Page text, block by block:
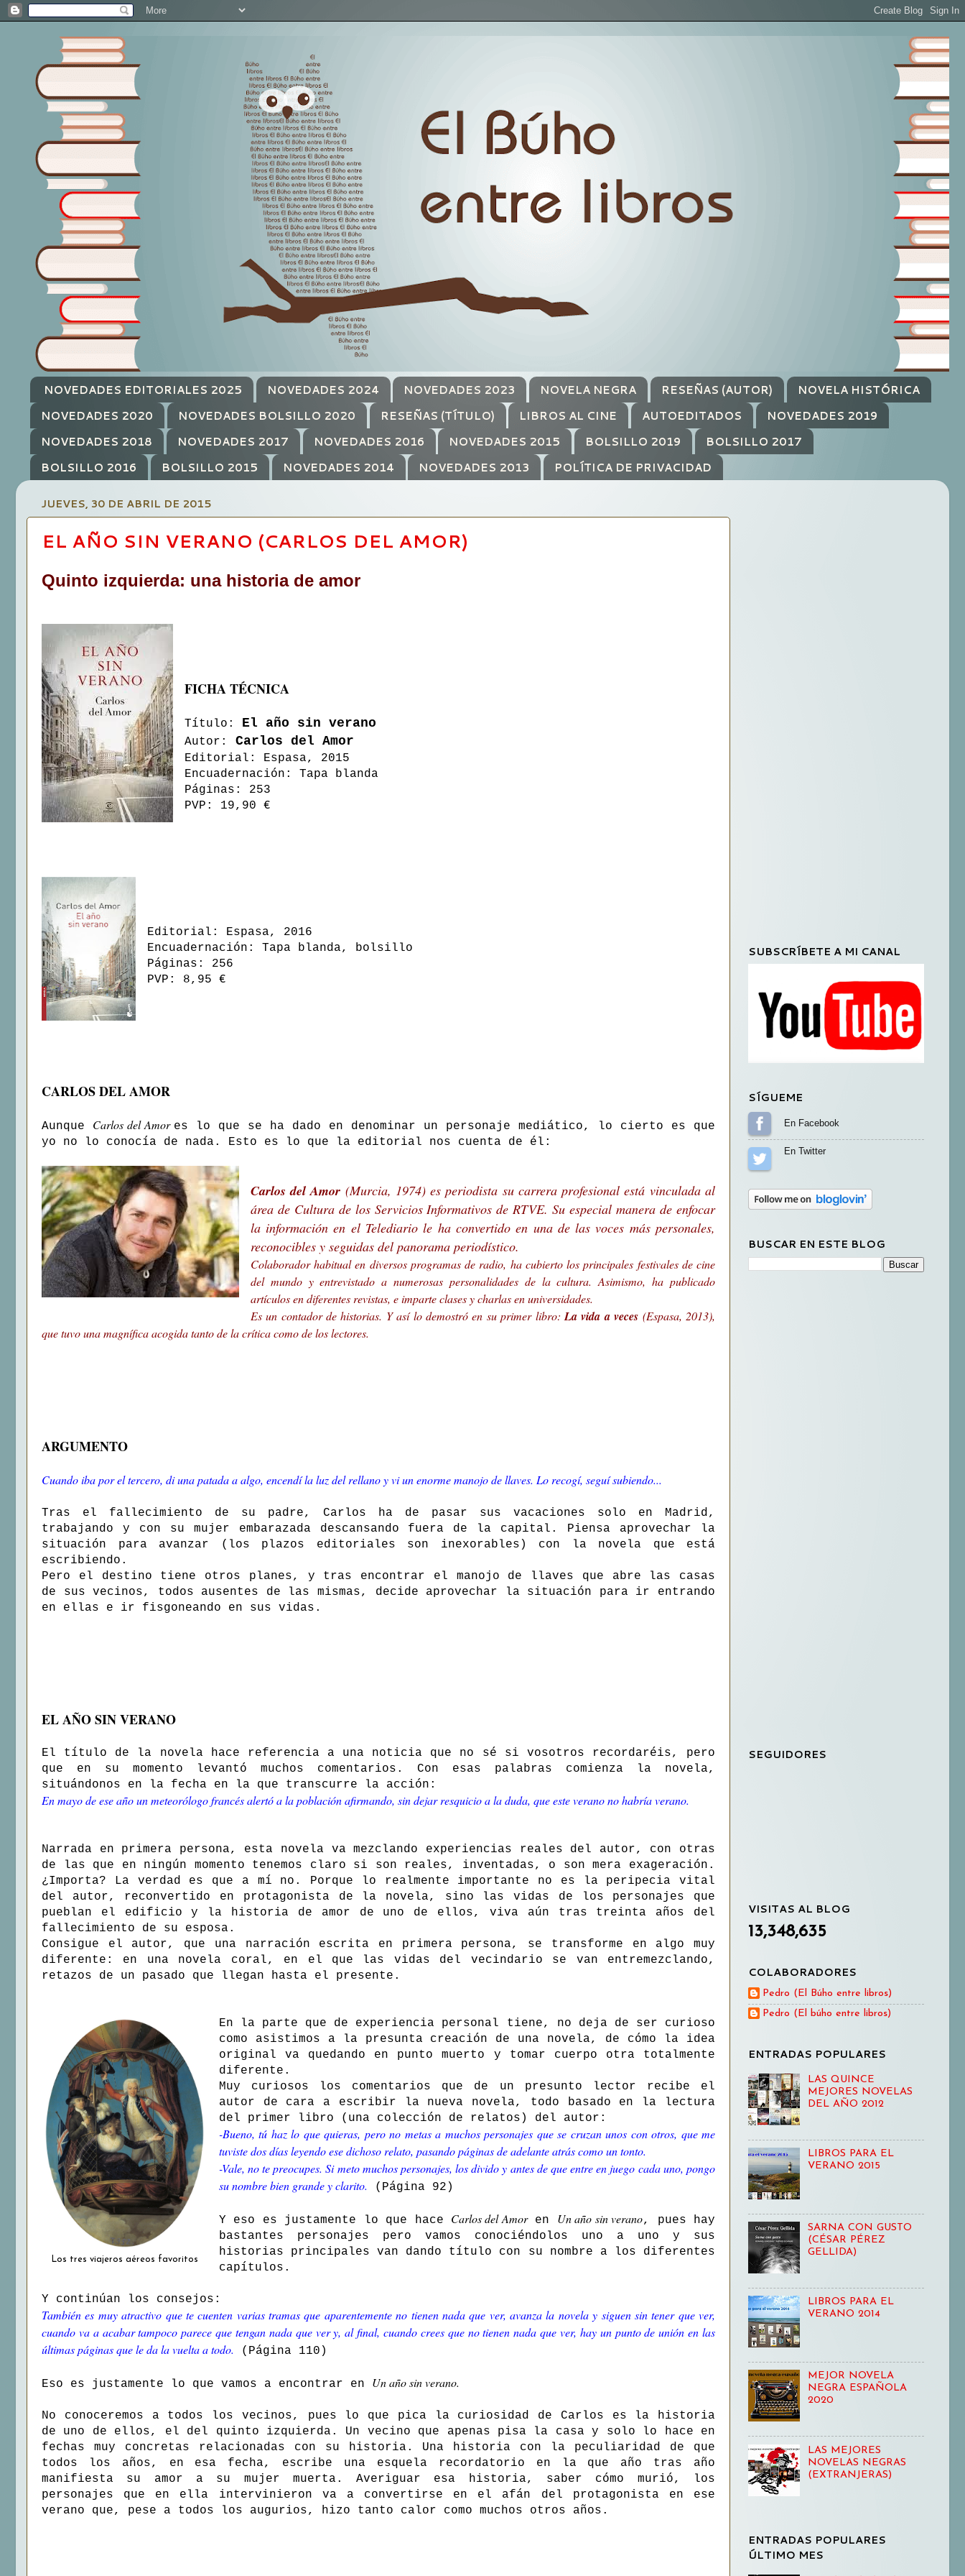
NOVEDADES EDITORIALES 2025 NOVEDADES 2024 NOVEDADES 2023 NOVELA NEGRA RESEÑAS (AUTOR)
NOVELA HISTÓRICA
NOVEDADES 2020
NOVEDADES BOLSILLO 2020 RESEÑAS (TÍTULO) LIBROS AL CINE AUTOEDITADOS
NOVEDADES 2019
NOVEDADES 2018
NOVEDADES 2017 NOVEDADES 2016 NOVEDADES 2015 BOLSILLO 2019
BOLSILLO 2017
BOLSILLO 2016
BOLSILLO 2015 NOVEDADES 2014 NOVEDADES 2013 POLÍTICA DE PRIVACIDAD
JUEVES, 30 DE ABRIL DE 2015
EL AÑO SIN VERANO (CARLOS DEL AMOR)
Quinto izquierda: una historia de amor
FICHA TÉCNICA
Título: El año sin verano
Autor: Carlos del Amor
Editorial: Espasa, 2015
Encuadernación: Tapa blanda
Páginas: 253
PVP: 19,90 €
Editorial: Espasa, 2016
Encuadernación: Tapa blanda, bolsillo
Páginas: 256
PVP: 8,95 €
CARLOS DEL AMOR
Aunque Carlos del Amor es lo que se ha dado en denominar un personaje mediático, lo cierto es que
yo no lo conocía de nada. Esto es lo que la editorial nos cuenta de él:
Carlos del Amor (Murcia, 1974) es periodista su carrera profesional está vinculada al
área de Cultura de los Servicios Informativos de RTVE. Su especial manera de enfocar
la información en el Telediario le ha convertido en una de las voces más personales,
reconocibles y seguidas del panorama periodístico.
Colaborador habitual en diversos programas de radio, ha cubierto los principales festivales de cine
del mundo y entrevistado a numerosas personalidades de la cultura. Asimismo, ha publicado
artículos en diferentes revistas, e imparte clases y charlas en universidades.
Es un contador de historias. Y así lo demostró en su primer libro:La vida a veces (Espasa, 2013),
que tuvo una magnífica acogida tanto de la crítica como de los lectores.
ARGUMENTO
Cuando iba por el tercero, di una patada a algo, encendí la luz del rellano y vi un enorme manojo de llaves. Lo recogí, seguí subiendo...
Tras el fallecimiento de su padre, Carlos ha de pasar sus vacaciones solo en Madrid,
trabajando y con su mujer embarazada descansando fuera de la capital. Piensa aprovechar la
situación para avanzar (los plazos editoriales son inexorables) con la novela que está
escribiendo.
Pero el destino tiene otros planes, y tras encontrar el manojo de llaves que abre las casas
de sus vecinos, todos ausentes de las mismas, decide aprovechar la situación para ir entrando
en ellas e ir fisgoneando en sus vidas.
EL AÑO SIN VERANO
El título de la novela hace referencia a una noticia que no sé si vosotros recordaréis, pero
que en su momento levantó muchos comentarios. Con esas palabras comienza la novela,
situándonos en la fecha en la que transcurre la acción:
En mayo de ese año un meteorólogo francés alertó a la población afirmando, sin dejar resquicio a la duda, que este verano no habría verano.
Narrada en primera persona, esta novela va mezclando experiencias reales del autor, con otras
de las que en ningún momento tenemos claro si son reales, inventadas, o son mera exageración.
¿Importa? La verdad es que a mí no. Porque lo realmente importante no es la peripecia vital
del autor, reconvertido en protagonista de la novela, sino las vidas de los personajes que
pueblan el edificio y la historia de amor de uno de ellos, viva aún tras treinta años del
fallecimiento de su esposa.
Consigue el autor, que una narración escrita en primera persona, se transforme en algo muy
diferente: en una novela coral, en el que las vidas del vecindario se van entremezclando,
retazos de un pasado que llegan hasta el presente.
Los tres viajeros aéreos favoritos
En la parte que de experiencia personal tiene, no deja de ser curioso
como asistimos a la presunta creación de una novela, de cómo la idea
original va quedando en punto muerto y tomar cuerpo otra totalmente
diferente.
Muy curiosos los comentarios que de un presunto lector recibe el
autor de cara a escribir la nueva novela, todo basado en la lectura
del primer libro (una colección de relatos) del autor:
-Bueno, tú haz lo que quieras, pero no metas a muchos personajes que se cruzan unos con otros, que me
tuviste dos días leyendo ese dichoso relato, pasando páginas de adelante atrás como un tonto.
-Vale, no te preocupes. Si meto muchos personajes, los divido y antes de que entre en juego cada uno, pongo
su nombre bien grande y clarito.
(Página 92)
Y eso es justamente lo que hace Carlos del Amoren Un año sin verano, pues hay
bastantes personajes pero vamos conociéndolos uno a uno y sus
historias principales van dando título con su nombre a los diferentes
capítulos.
Y continúan los consejos:
También es muy atractivo que te cuenten varias tramas que aparentemente no tienen nada que ver, avanza la novela y siguen sin tener que ver,
cuando va a acabar tampoco parece que tengan nada que ver y, al final, cuando crees que no tienen nada que ver, hay un punto de unión en las
últimas páginas que le da la vuelta a todo. (Página 110)
Eso es justamente lo que vamos a encontrar en Un año sin verano.
No conoceremos a todos los vecinos, pues lo que pica la curiosidad de Carlos es la historia
de uno de ellos, el del quinto izquierda. Un vecino que apenas pisa la casa y solo lo hace en
fechas muy concretas relacionadas con su historia. Una historia con la peculiaridad de que
todos los años, en esa fecha, escribe una esquela recordatorio en la que año tras año
manifiesta su amor a su mujer muerta. Averiguar esa historia, saber cómo murió, los
personajes que en ella intervinieron va a convertirse en el afán del protagonista en ese
verano que, pese a todos los augurios, hizo tanto calor como muchos otros años.
SUBSCRÍBETE A MI CANAL
SÍGUEME
Sígueme en Facebook
BUSCAR EN ESTE BLOG
SEGUIDORES
VISITAS AL BLOG
13,348,635
COLABORADORES
Pedro (El Búho entre libros)
Pedro (El búho entre libros)
ENTRADAS POPULARES
LAS QUINCE
MEJORES NOVELAS
DEL AÑO 2012
LIBROS PARA EL
VERANO 2015
SARNA CON GUSTO
(CÉSAR PÉREZ
GELLIDA)
LIBROS PARA EL
VERANO 2014
MEJOR NOVELA
NEGRA ESPAÑOLA
2020
LAS MEJORES
NOVELAS NEGRAS
(EXTRANJERAS)
ENTRADAS POPULARES
ÚLTIMO MES